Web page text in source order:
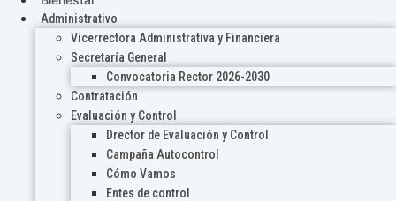
Administrativo
Vicerrectora Administrativa y Financiera
Secretaría General
Convocatoria Rector 2026-2030
Contratación
Evaluación y Control
Drector de Evaluación y Control
Campaña Autocontrol
Cómo Vamos
Entes de control